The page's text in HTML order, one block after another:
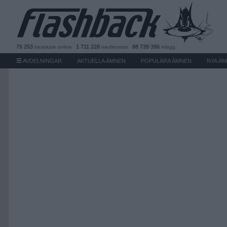
75 253 besökare online 1 711 228 medlemmar 88 739 396 inlägg
AVDELNINGAR AKTUELLA ÄMNEN POPULÄRA ÄMNEN NYA